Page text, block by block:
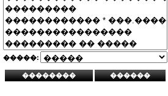
�����: